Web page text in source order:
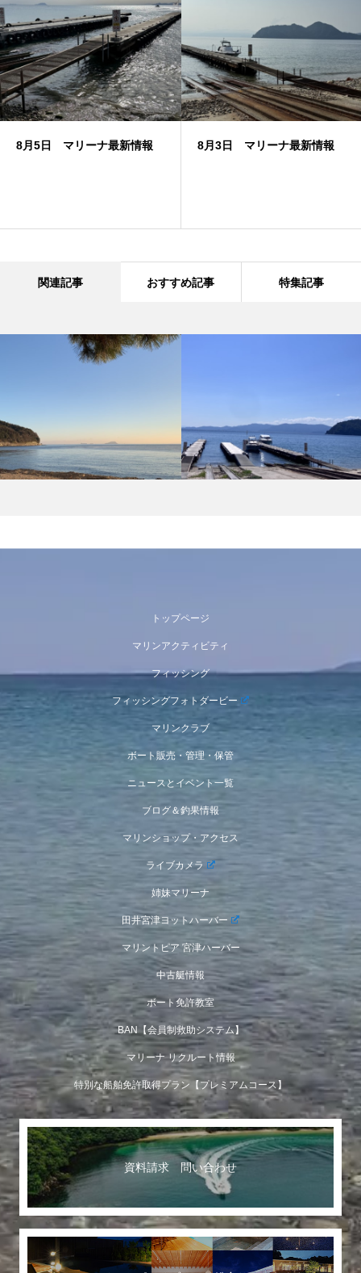
8月5日 マリーナ最新情報 8月3日 マリーナ最新情報
関連記事 おすすめ記事 特集記事
トップページ
マリンアクティビティ
フィッシング
フィッシングフォトダービー
マリンクラブ
ボート販売・管理・保管
ニュースとイベント一覧
ブログ＆釣果情報
マリンショップ・アクセス
ライブカメラ
姉妹マリーナ
田井宮津ヨットハーバー
マリントピア 宮津ハーバー
中古艇情報
ボート免許教室
BAN【会員制救助システム】
マリーナ リクルート情報
特別な船舶免許取得プラン【プレミアムコース】
資料請求 問い合わせ